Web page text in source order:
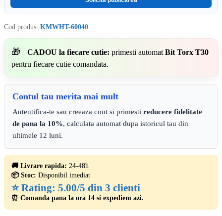
Cod produs: KMWHT-60040
🎁 CADOU la fiecare cutie: primesti automat Bit Torx T30
pentru fiecare cutie comandata.
Contul tau merita mai mult
Autentifica-te sau creeaza cont si primesti reducere fidelitate
de pana la 10%, calculata automat dupa istoricul tau din
ultimele 12 luni.
🚚 Livrare rapida: 24-48h
📦 Stoc: Disponibil imediat
⭐ Rating: 5.00/5 din 3 clienti
⏰ Comanda pana la ora 14 si expediem azi.